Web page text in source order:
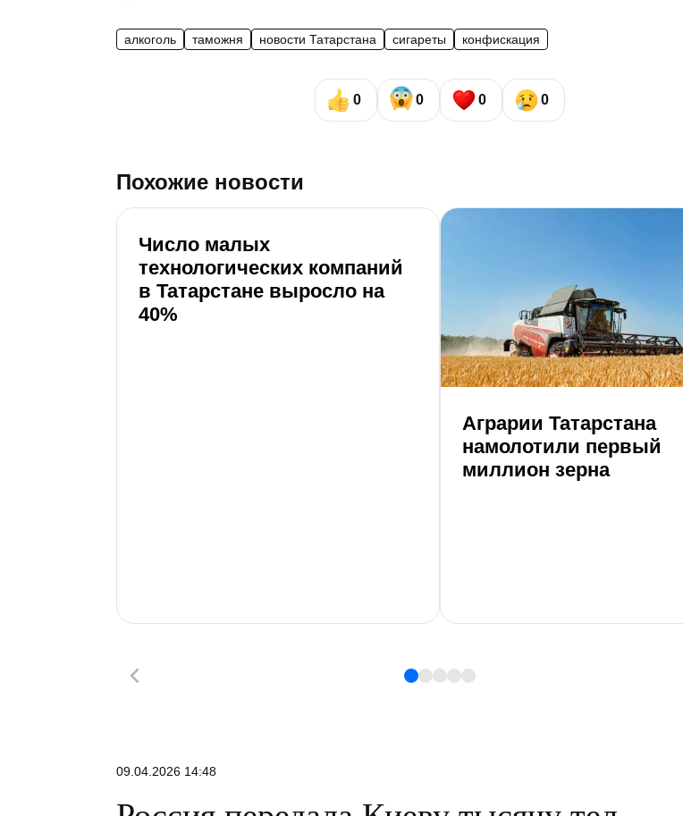
алкоголь таможня новости Татарстана сигареты конфискация
0 0 0 0
Похожие новости
Число малых
технологических компаний
в Татарстане выросло на
40%
Аграрии Татарстана
намолотили первый
миллион зерна
09.04.2026 14:48